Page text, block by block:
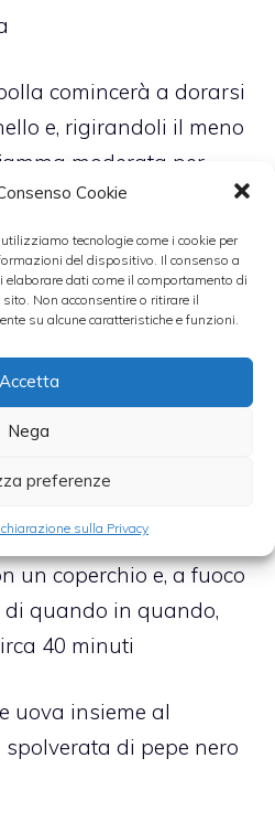
Cookie
tecnologie come i cookie per
del dispositivo. Il consenso a
elaborare dati come il comportamento di
Non acconsentire o ritirare il
su alcune caratteristiche e funzioni.
Accetta
Nega
preferenze
sulla Privacy
comincerà a dorarsi
e, rigirandoli il meno
moderata per
di sale e pepe e,
essere ben
il vino bianco che
fiamma vivace
questo punto, anche i
di acqua molto
un coperchio e, a fuoco
di quando in quando,
40 minuti
uova insieme al
di pepe nero